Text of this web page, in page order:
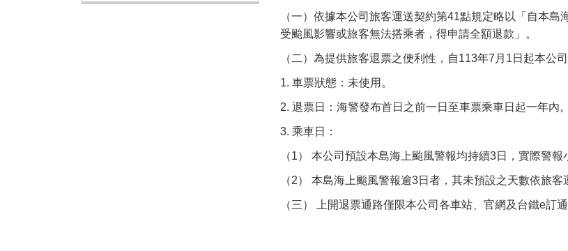
（一）依據本公司旅客運送契約第41點規定略以「自本
受颱風影響或旅客無法搭乘者，得申請全額退款」。
（二）為提供旅客退票之便利性，自113年7月1日起本公
1. 車票狀態：未使用。
2. 退票日：海警發布首日之前一日至車票乘車日起一年內。
3. 乘車日：
（1） 本公司預設本島海上颱風警報均持續3日，實際警報
（2） 本島海上颱風警報逾3日者，其未預設之天數依旅客
（三） 上開退票通路僅限本公司各車站、官網及台鐵e訂